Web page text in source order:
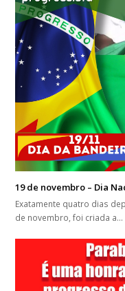
19 de novembro – Dia
Exatamente quatro dias
de novembro, foi criada a…